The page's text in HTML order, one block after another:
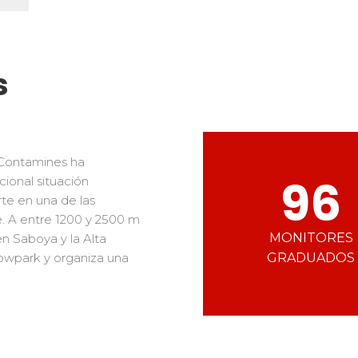
adolescentes
los riders
ha
situación
en una de las
A entre 1200 y 2500 m
Saboya y la Alta
y organiza una
96
MONITORES
GRADUADOS